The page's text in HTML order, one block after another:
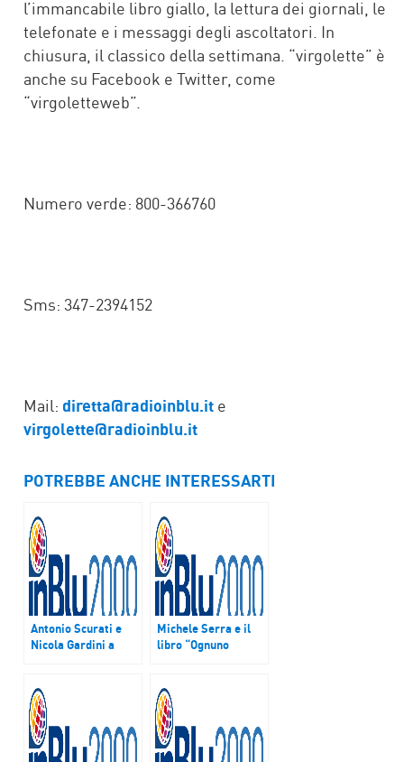
l’immancabile libro giallo, la lettura dei giornali, le
telefonate e i messaggi degli ascoltatori. In
chiusura, il classico della settimana. “virgolette” è
anche su Facebook e Twitter, come
“virgoletteweb”.
Numero verde: 800-366760
Sms: 347-2394152
Mail: diretta@radioinblu.it e
virgolette@radioinblu.it
POTREBBE ANCHE INTERESSARTI
Antonio Scurati e
Nicola Gardini a
Michele Serra e il
libro “Ognuno
società, tecnologia
e complottismo